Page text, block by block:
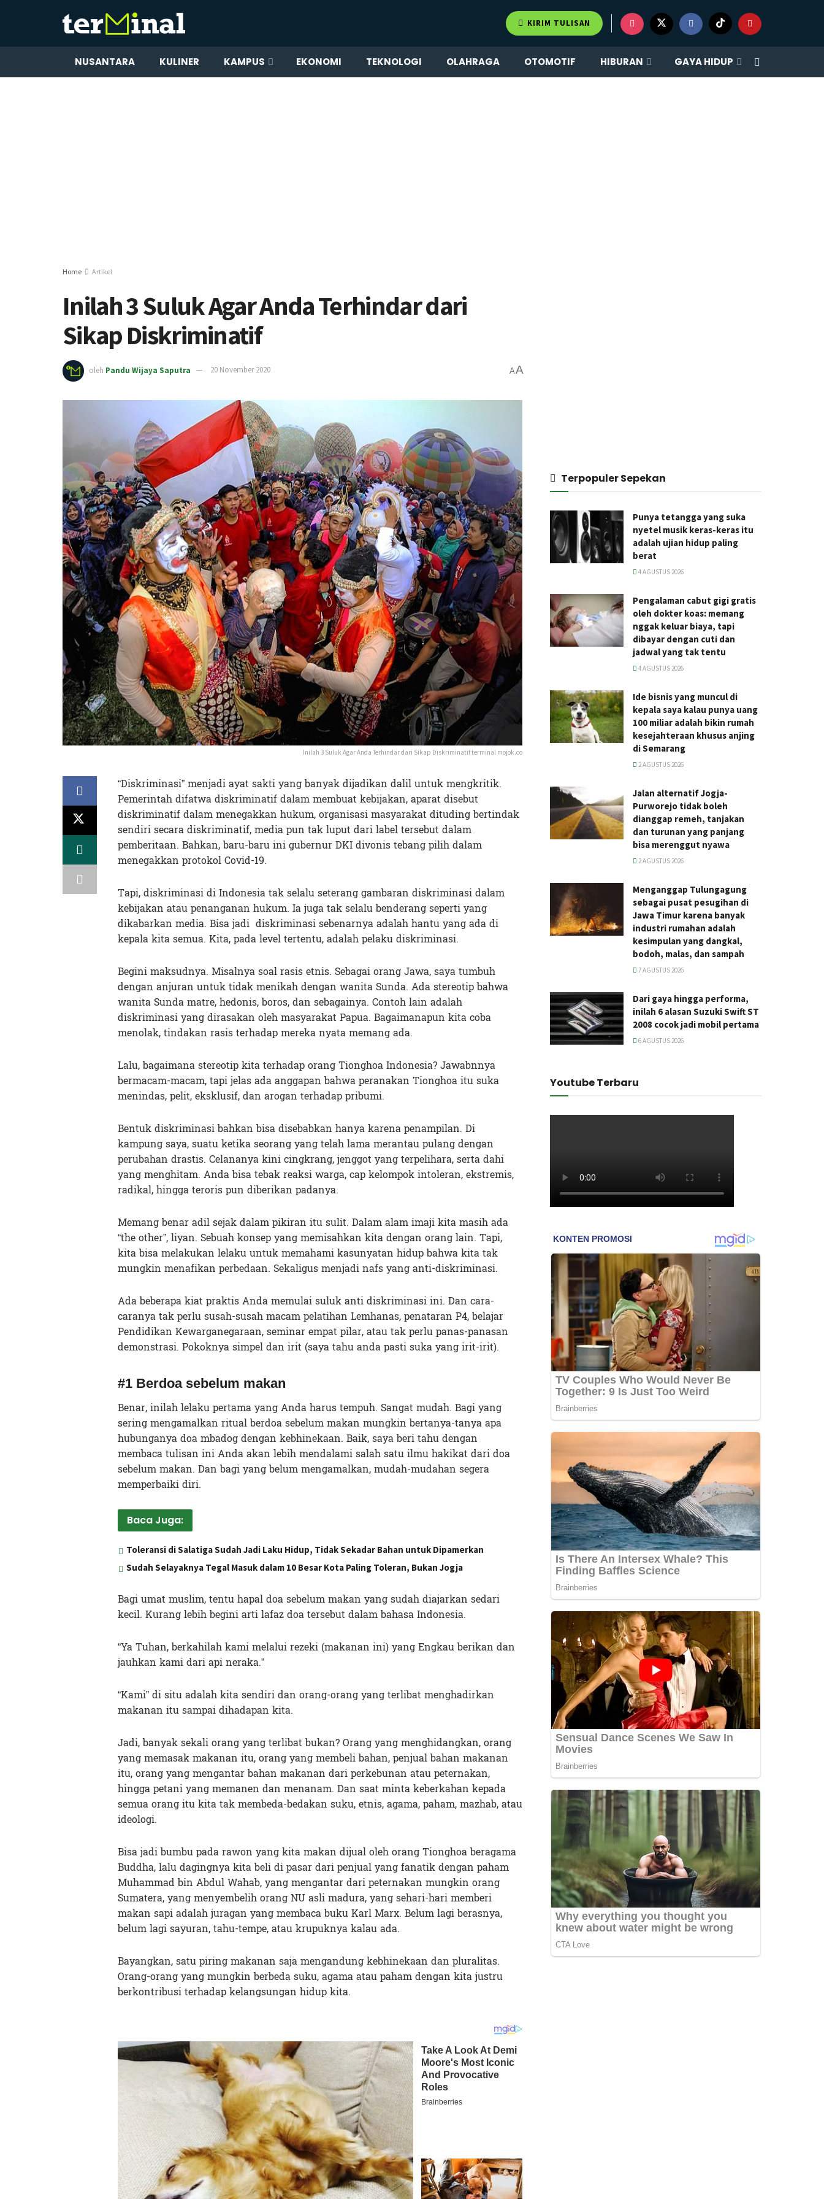
KIRIM TULISAN
NUSANTARA KULINER KAMPUS EKONOMI TEKNOLOGI OLAHRAGA OTOMOTIF HIBURAN GAYA HIDUP
Home Artikel
Inilah 3 Suluk Agar Anda Terhindar dari
Sikap Diskriminatif
oleh Pandu Wijaya Saputra 20 November 2020 AA
Inilah 3 Suluk Agar Anda Terhindar dari Sikap Diskriminatif terminal mojok.co
“Diskriminasi” menjadi ayat sakti yang banyak dijadikan dalil untuk mengkritik.
Pemerintah difatwa diskriminatif dalam membuat kebijakan, aparat disebut
diskriminatif dalam menegakkan hukum, organisasi masyarakat dituding bertindak
sendiri secara diskriminatif, media pun tak luput dari label tersebut dalam
pemberitaan. Bahkan, baru-baru ini gubernur DKI divonis tebang pilih dalam
menegakkan protokol Covid-19.
Tapi, diskriminasi di Indonesia tak selalu seterang gambaran diskriminasi dalam
kebijakan atau penanganan hukum. Ia juga tak selalu benderang seperti yang
dikabarkan media. Bisa jadi diskriminasi sebenarnya adalah hantu yang ada di
kepala kita semua. Kita, pada level tertentu, adalah pelaku diskriminasi.
Begini maksudnya. Misalnya soal rasis etnis. Sebagai orang Jawa, saya tumbuh
dengan anjuran untuk tidak menikah dengan wanita Sunda. Ada stereotip bahwa
wanita Sunda matre, hedonis, boros, dan sebagainya. Contoh lain adalah
diskriminasi yang dirasakan oleh masyarakat Papua. Bagaimanapun kita coba
menolak, tindakan rasis terhadap mereka nyata memang ada.
Lalu, bagaimana stereotip kita terhadap orang Tionghoa Indonesia? Jawabnnya
bermacam-macam, tapi jelas ada anggapan bahwa peranakan Tionghoa itu suka
menindas, pelit, eksklusif, dan arogan terhadap pribumi.
Bentuk diskriminasi bahkan bisa disebabkan hanya karena penampilan. Di
kampung saya, suatu ketika seorang yang telah lama merantau pulang dengan
perubahan drastis. Celananya kini cingkrang, jenggot yang terpelihara, serta dahi
yang menghitam. Anda bisa tebak reaksi warga, cap kelompok intoleran, ekstremis,
radikal, hingga teroris pun diberikan padanya.
Memang benar adil sejak dalam pikiran itu sulit. Dalam alam imaji kita masih ada
“the other”, liyan. Sebuah konsep yang memisahkan kita dengan orang lain. Tapi,
kita bisa melakukan lelaku untuk memahami kasunyatan hidup bahwa kita tak
mungkin menafikan perbedaan. Sekaligus menjadi nafs yang anti-diskriminasi.
Ada beberapa kiat praktis Anda memulai sulukanti diskriminasi ini. Dan cara-
caranya tak perlu susah-susah macam pelatihan Lemhanas, penataran P4, belajar
Pendidikan Kewarganegaraan, seminar empat pilar, atau tak perlu panas-panasan
demonstrasi. Pokoknya simpel dan irit (saya tahu anda pasti suka yang irit-irit).
#1 Berdoa sebelum makan
Benar, inilah lelaku pertama yang Anda harus tempuh. Sangat mudah. Bagi yang
sering mengamalkan ritual berdoa sebelum makan mungkin bertanya-tanya apa
hubunganya doa mbadog dengan kebhinekaan. Baik, saya beri tahu dengan
membaca tulisan ini Anda akan lebih mendalami salah satu ilmu hakikat dari doa
sebelum makan. Dan bagi yang belum mengamalkan, mudah-mudahan segera
memperbaiki diri.
Baca Juga:
Toleransi di Salatiga Sudah Jadi Laku Hidup, Tidak Sekadar Bahan untuk Dipamerkan
Sudah Selayaknya Tegal Masuk dalam 10 Besar Kota Paling Toleran, Bukan Jogja
Bagi umat muslim, tentu hapal doa sebelum makan yang sudah diajarkan sedari
kecil. Kurang lebih begini arti lafaz doa tersebut dalam bahasa Indonesia.
“Ya Tuhan, berkahilah kami melalui rezeki (makanan ini) yang Engkau berikan dan
jauhkan kami dari api neraka.”
“Kami” di situ adalah kita sendiri dan orang-orang yang terlibat menghadirkan
makanan itu sampai dihadapan kita.
Jadi, banyak sekali orang yang terlibat bukan? Orang yang menghidangkan, orang
yang memasak makanan itu, orang yang membeli bahan, penjual bahan makanan
itu, orang yang mengantar bahan makanan dari perkebunan atau peternakan,
hingga petani yang memanen dan menanam. Dan saat minta keberkahan kepada
semua orang itu kita tak membeda-bedakan suku, etnis, agama, paham, mazhab, atau
ideologi.
Bisa jadi bumbu pada rawon yang kita makan dijual oleh orang Tionghoa beragama
Buddha, lalu dagingnya kita beli di pasar dari penjual yang fanatik dengan paham
Muhammad bin Abdul Wahab, yang mengantar dari peternakan mungkin orang
Sumatera, yang menyembelih orang NU asli madura, yang sehari-hari memberi
makan sapi adalah juragan yang membaca buku Karl Marx. Belum lagi berasnya,
belum lagi sayuran, tahu-tempe, atau krupuknya kalau ada.
Bayangkan, satu piring makanan saja mengandung kebhinekaan dan pluralitas.
Orang-orang yang mungkin berbeda suku, agama atau paham dengan kita justru
berkontribusi terhadap kelangsungan hidup kita.
Terpopuler Sepekan
Punya tetangga yang suka
nyetel musik keras-keras itu
adalah ujian hidup paling
berat
4 AGUSTUS 2026
Pengalaman cabut gigi gratis
oleh dokter koas: memang
nggak keluar biaya, tapi
dibayar dengan cuti dan
jadwal yang tak tentu
4 AGUSTUS 2026
Ide bisnis yang muncul di
kepala saya kalau punya uang
100 miliar adalah bikin rumah
kesejahteraan khusus anjing
di Semarang
2 AGUSTUS 2026
Jalan alternatif Jogja-
Purworejo tidak boleh
dianggap remeh, tanjakan
dan turunan yang panjang
bisa merenggut nyawa
2 AGUSTUS 2026
Menganggap Tulungagung
sebagai pusat pesugihan di
Jawa Timur karena banyak
industri rumahan adalah
kesimpulan yang dangkal,
bodoh, malas, dan sampah
7 AGUSTUS 2026
Dari gaya hingga performa,
inilah 6 alasan Suzuki Swift ST
2008 cocok jadi mobil pertama
6 AGUSTUS 2026
Youtube Terbaru